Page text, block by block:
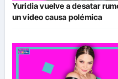
Yuridia vuelve a desatar
un video causa polémica